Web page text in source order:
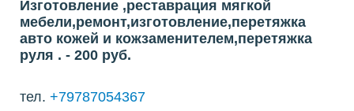
Изготовление ,реставрация мягкой
мебели,ремонт,изготовление,перетяжка
авто кожей и кожзаменителем,перетяжка
руля . - 200 руб.
тел. +79787054367